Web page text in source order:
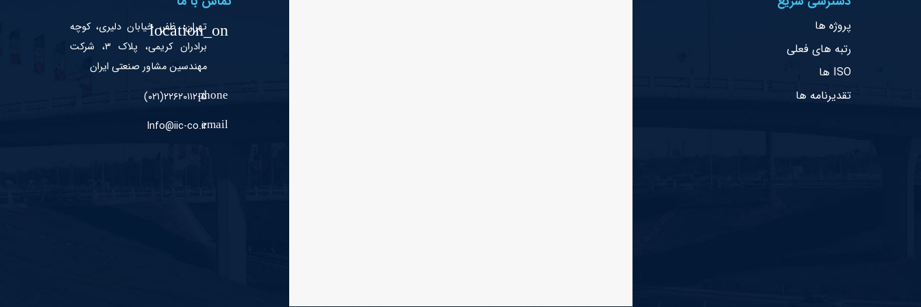
پروژه ها
رتبه های فعلی
ISO ها
تقدیرنامه ها
تهران، ظفر، خیابان دلیری، کوچه
برادران کریمی، پلاک ۳، شرکت
مهندسین مشاور صنعتی ایران
۲۲۶۲۰۱۱۲-۵(۰۲۱)
Info@iic-co.ir